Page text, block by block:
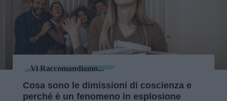
Vi Raccomandiamo...
Cosa sono le dimissioni di coscienza e
perché è un fenomeno in esplosione